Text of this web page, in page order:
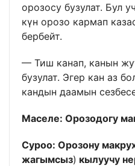
орозосу бузулат. Бул
күн орозо кармап
бербейт.
— Тиш канап, канын
бузулат. Эгер кан аз
кандын даамын
Маселе: Орозодогу
Суроо: Орозону
жагымсыз) кылуучу